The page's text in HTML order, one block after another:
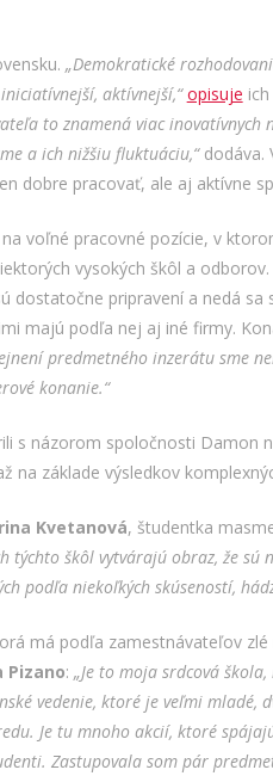
„Demokratické
aktívnejší,“ opisuje
to znamená viac
a ich nižšiu fluktuáciu,“dodáva.
dobre pracovať, ale aj aktívne
voľné pracovné pozície, v
vysokých škôl a odborov.
dostatočne pripravení a nedá sa
majú podľa nej aj iné firmy.
predmetného inzerátu sme
konanie.“
s názorom spoločnosti Damon
na základe výsledkov
Kvetanová, študentka
týchto škôl vytvárajú obraz, že
podľa niekoľkých skúseností,
má podľa zamestnávateľov zlé
Pizano: „Je to moja srdcová
vedenie, ktoré je veľmi
Je tu mnoho akcií, ktoré
Zastupovala som pár